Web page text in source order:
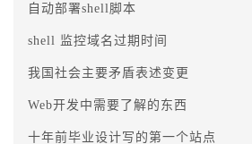
自动部署shell脚本
shell 监控域名过期时间
我国社会主要矛盾表述变更
Web开发中需要了解的东西
十年前毕业设计写的第一个站点